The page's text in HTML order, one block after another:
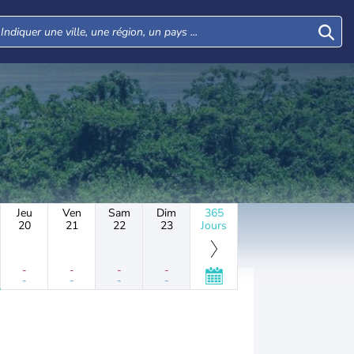
Jeu
20
-
-
Ven
21
-
-
Sam
22
-
-
Dim
23
-
-
365
Jours